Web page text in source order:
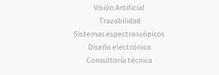
Visión Artificial
Trazabilidad
Sistemas espectroscópicos
Diseño electrónico
Consultoría técnica